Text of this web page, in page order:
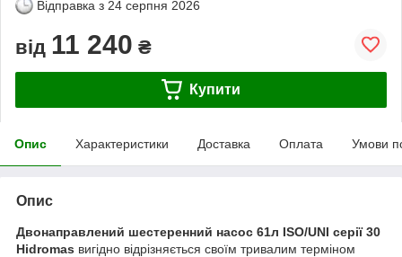
Відправка з 24 серпня 2026
від 11 240 ₴
Купити
Опис Характеристики Доставка Оплата Умови
Опис
Двонаправлений шестеренний насос 61л ISO/UNI серії 30
Hidromas вигідно відрізняється своїм тривалим терміном